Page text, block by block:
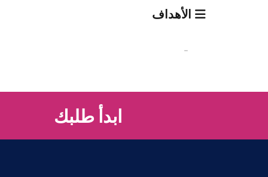
الأهداف
..
ابدأ طلبك